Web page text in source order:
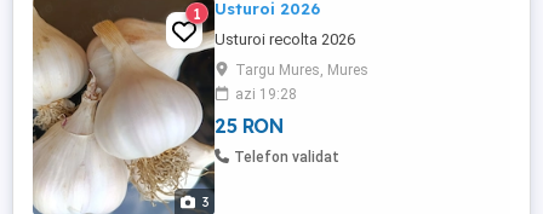
3
1 Usturoi 2026
Usturoi recolta 2026
Targu Mures, Mures
azi 19:28
25 RON
Telefon validat